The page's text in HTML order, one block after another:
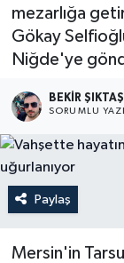
mezarlığa
Gökay
Niğde'ye
BEKIR ŞIKTAŞ
SORUMLU
Paylaş
Mersin'in